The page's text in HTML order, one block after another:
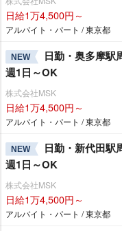
日給1万4,500円～
アルバイト・パート / 東京都
NEW
日勤・奥多摩駅
週1日～OK
株式会社MSK
日給1万4,500円～
アルバイト・パート / 東京都
NEW
日勤・新代田駅
週1日～OK
株式会社MSK
日給1万4,500円～
アルバイト・パート / 東京都